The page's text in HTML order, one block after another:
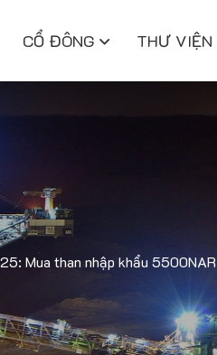
CỔ ĐÔNG THƯ VIỆN
Mua than nhập khẩu 5500NAR